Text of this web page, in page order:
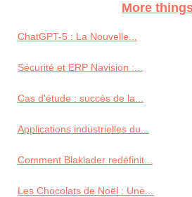
More
ChatGPT-5 : La Nouvelle...
Sécurité et ERP Navision :...
Cas d'étude : succès de la...
Applications industrielles du...
Comment Blaklader redéfinit...
Les Chocolats de Noël : Une...